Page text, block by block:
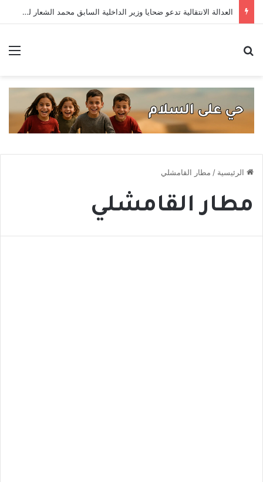
العدالة الانتقالية تدعو ضحايا وزير الداخلية السابق محمد الشعار لتقديم إفاداتهم
الرئيسية / مطار القامشلي
مطار القامشلي